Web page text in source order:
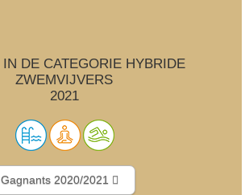
IN DE CATEGORIE HYBRIDE
ZWEMVIJVERS
2021
Gagnants 2020/2021